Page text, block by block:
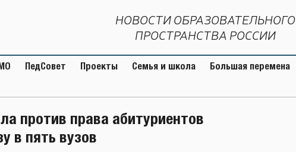
НОВОСТИ ОБРАЗОВАТЕЛЬНОГО
ПРОСТРАНСТВА РОССИИ
ПедСовет Проекты Семья и школа Большая перемена
против права абитуриентов
в пять вузов